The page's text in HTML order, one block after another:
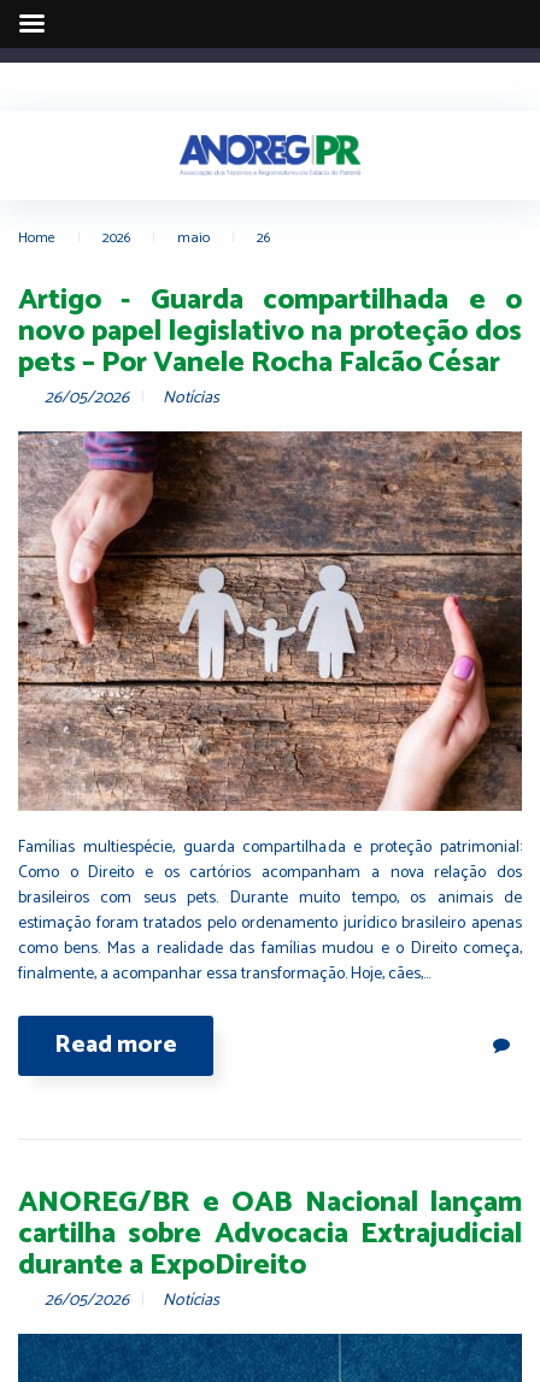
Home 2026 maio 26
Artigo - Guarda compartilhada e o
novo papel legislativo na proteção dos
pets – Por Vanele Rocha Falcão César
26/05/2026 Notícias
Famílias multiespécie, guarda compartilhada e proteção patrimonial:
Como o Direito e os cartórios acompanham a nova relação dos
brasileiros com seus pets. Durante muito tempo, os animais de
estimação foram tratados pelo ordenamento jurídico brasileiro apenas
como bens. Mas a realidade das famílias mudou e o Direito começa,
finalmente, a acompanhar essa transformação. Hoje, cães,…
Read more
ANOREG/BR e OAB Nacional lançam
cartilha sobre Advocacia Extrajudicial
durante a ExpoDireito
26/05/2026 Notícias